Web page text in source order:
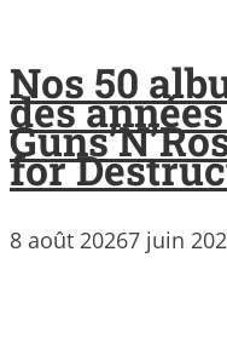
Nos 50
des
for
8 août 20267 juin